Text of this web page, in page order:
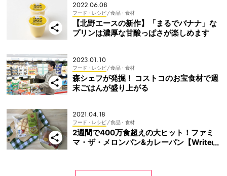
2022.06.08
フード・レシピ/ 食品・食材
【北野エースの新作】「まるでバナナ」な
プリンは濃厚な甘酸っぱさが楽しめます
2023.01.10
フード・レシピ/ 食品・食材
森シェフが発掘！ コストコのお宝食材で週
末ごはんが盛り上がる
2021.04.18
フード・レシピ/ 食品・食材
2週間で400万食超えの大ヒット！ファミ
マ・ザ・メロンパン&カレーパン【Writer’s